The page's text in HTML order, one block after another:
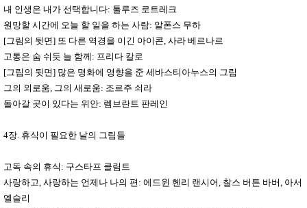
내 인생은 내가 선택합니다: 툴루즈 로트레크
원망할 시간에 오늘 할 일을 하는 사람: 알폰스 무하
[그림의 뒷면] 또 다른 역경을 이긴 아이콘, 사라 베르나르
고통은 숨 쉬듯 늘 함께 : 프리다 칼로
[그림의 뒷면] 많은 명화에 영향을 준 세바스티아누스의 그림
그의 외로움, 그의 새로움: 조르주 쇠라
돌아갈 곳이 있다는 위안: 렘브란트 판레인
4장. 휴식이 필요한 날의 그림들
고독 속의 휴식 : 구스타프 클림트
사랑하고, 사랑하는 언제나 나의 편 : 에드윈 헨리 랜시어, 찰스 버튼 바버, 아서
엘슬리